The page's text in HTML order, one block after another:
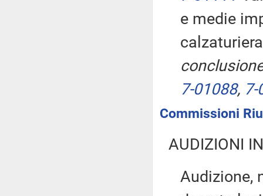
e medie
7-01088, 7-
Commissioni
AUDIZIONI
Audizione,